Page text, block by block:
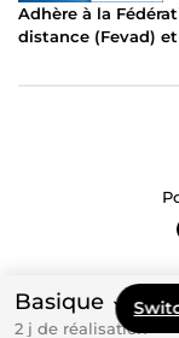
Basique
2 j de réalisation
Adhère à la
distance (Fevad)